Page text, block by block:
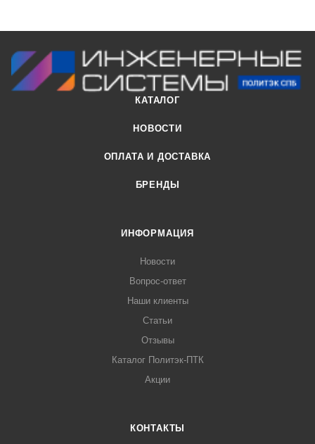
КАТАЛОГ
НОВОСТИ
ОПЛАТА И ДОСТАВКА
БРЕНДЫ
ИНФОРМАЦИЯ
Новости
Вопрос-ответ
Наши клиенты
Статьи
Отзывы
Каталог Политэк-ПТК
Акции
КОНТАКТЫ